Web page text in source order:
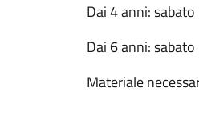
Dai 4 anni:
Dai 6 anni:
Materiale